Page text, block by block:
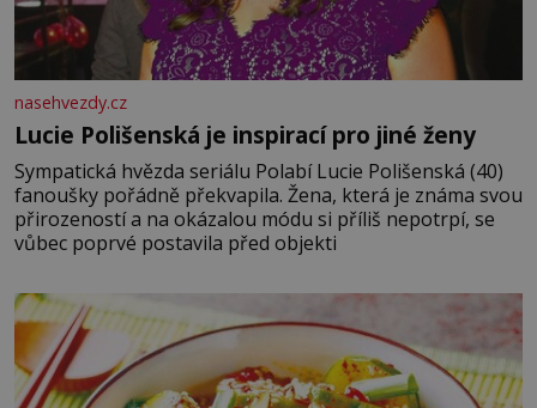
nasehvezdy.cz
Lucie Polišenská je inspirací pro jiné ženy
Sympatická hvězda seriálu Polabí Lucie Polišenská (40)
fanoušky pořádně překvapila. Žena, která je známa svou
přirozeností a na okázalou módu si příliš nepotrpí, se
vůbec poprvé postavila před objekti